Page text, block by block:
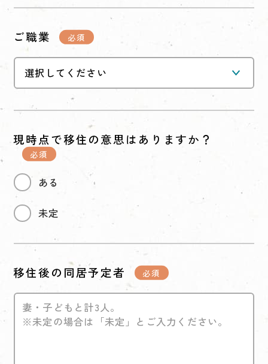
ご職業
現時点で移住の意思はありますか？
ある
未定
移住後の同居予定者